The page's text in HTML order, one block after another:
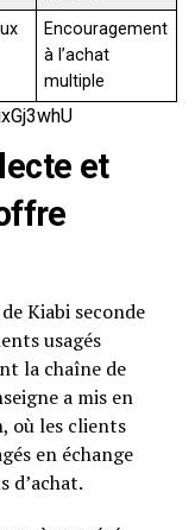
Encouragement
à l’achat
multiple
et
Kiabi seconde
usagés
la chaîne de
a mis en
où les clients
en échange
d’achat.